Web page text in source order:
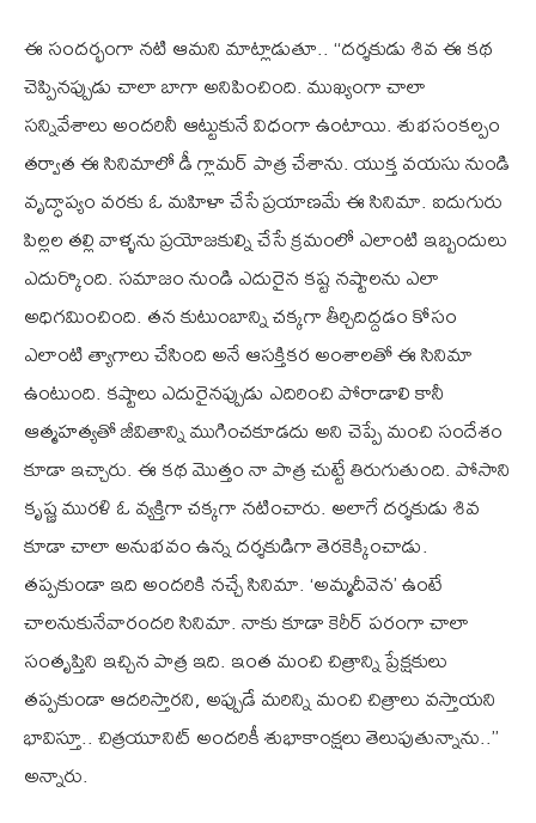
ఈ సందర్భంగా నటి ఆమని మాట్లాడుతూ.. ‘‘దర్శకుడు శివ‌ ఈ కథ
చెప్పిన‌ప్పుడు చాలా బాగా అనిపించింది. ముఖ్యంగా చాలా
సన్నివేశాలు అందరినీ ఆట్టుకునే విధంగా ఉంటాయి. శుభ‌సంక‌ల్పం
తర్వాత ఈ సినిమాలో డీ గ్లామ‌ర్ పాత్ర చేశాను. యుక్త వయసు నుండి
వృద్ధాప్యం వరకు ఓ మహిళా చేసే ప్రయాణమే ఈ సినిమా. ఐదుగురు
పిల్లల తల్లి వాళ్ళను ప్రయోజకుల్ని చేసే క్రమంలో ఎలాంటి ఇబ్బందులు
ఎదుర్కొంది. సమాజం నుండి ఎదురైన కష్ట నష్టాలను ఎలా
అధిగమించింది. తన కుటుంబాన్ని చక్కగా తీర్చిదిద్దడం కోసం
ఎలాంటి త్యాగాలు చేసింది అనే ఆసక్తికర అంశాలతో ఈ సినిమా
ఉంటుంది. కష్టాలు ఎదురైనప్పుడు ఎదిరించి పోరాడాలి కానీ
ఆత్మహత్యతో జీవితాన్ని ముగించకూడదు అని చెప్పే మంచి సందేశం
కూడా ఇచ్చారు. ఈ కథ మొత్తం నా పాత్ర చుట్టే తిరుగుతుంది. పోసాని
కృష్ణ మురళి ఓ వ్యక్తిగా చక్కగా నటించారు. అలాగే దర్శకుడు శివ
కూడా చాలా అనుభవం ఉన్న దర్శకుడిగా తెరకెక్కించాడు.
తప్పకుండా ఇది అందరికి నచ్చే సినిమా. ‘అమ్మదీవెన’ ఉంటే
చాలనుకునేవారందరి సినిమా. నాకు కూడా కెరీర్ పరంగా చాలా
సంతృప్తిని ఇచ్చిన పాత్ర ఇది. ఇంత మంచి చిత్రాన్ని ప్రేక్షకులు
తప్పకుండా ఆదరిస్తారని, అప్పుడే మరిన్ని మంచి చిత్రాలు వస్తాయని
భావిస్తూ.. చిత్రయూనిట్ అందరికీ శుభాకాంక్షలు తెలుపుతున్నాను..’’
అన్నారు.